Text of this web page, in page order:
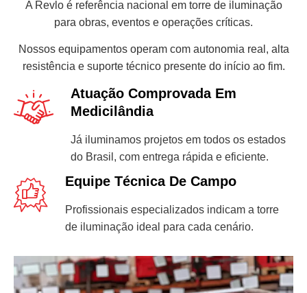
A Revlo é referência nacional em torre de iluminação
para obras, eventos e operações críticas.
Nossos equipamentos operam com autonomia real, alta
resistência e suporte técnico presente do início ao fim.
Atuação Comprovada Em
Medicilândia
Já iluminamos projetos em todos os estados
do Brasil, com entrega rápida e eficiente.
Equipe Técnica De Campo
Profissionais especializados indicam a torre
de iluminação ideal para cada cenário.